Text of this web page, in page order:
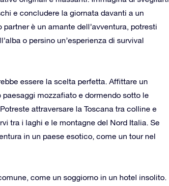
e concludere la giornata davanti a un
è un amante dell’avventura, potresti
o persino un’esperienza di survival
essere la scelta perfetta. Affittare un
mozzafiato e dormendo sotto le
attraversare la Toscana tra colline e
tra i laghi e le montagne del Nord Italia. Se
in un paese esotico, come un tour nel
come un soggiorno in un hotel insolito.